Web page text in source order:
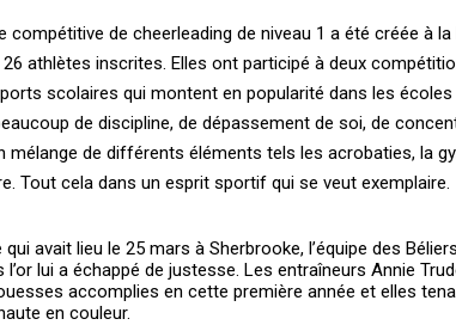
compétitive de cheerleading de niveau 1 a été créée à
26 athlètes inscrites. Elles ont participé à deux
scolaires qui montent en popularité dans les écoles
de discipline, de dépassement de soi, de
mélange de différents éléments tels les acrobaties, la
Tout cela dans un esprit sportif qui se veut exemplaire.
avait lieu le 25 mars à Sherbrooke, l’équipe des
l’or lui a échappé de justesse. Les entraîneurs Annie
accomplies en cette première année et elles
en couleur.